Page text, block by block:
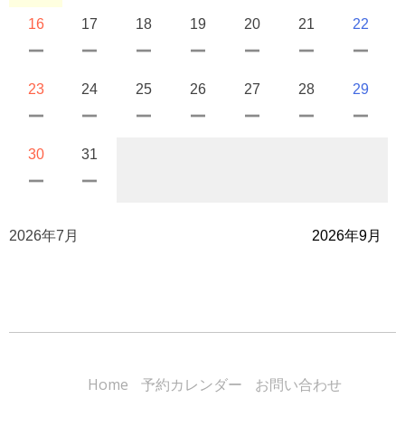
16 17 18 19 20 21 22
23 24 25 26 27 28 29
30 31
2026年7月 2026年9月
Home 予約カレンダー お問い合わせ